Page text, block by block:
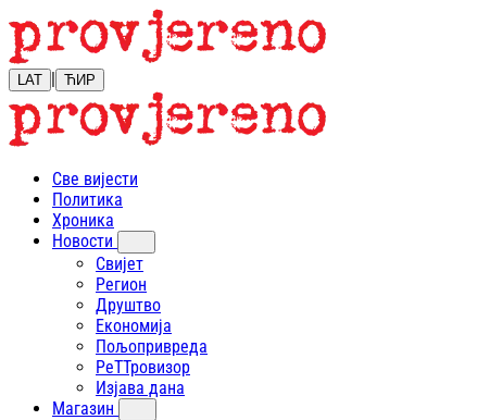
LAT | ЋИР
Све вијести
Политика
Хроника
Новости
Свијет
Регион
Друштво
Економија
Пољопривреда
РеТТровизор
Изјава дана
Магазин